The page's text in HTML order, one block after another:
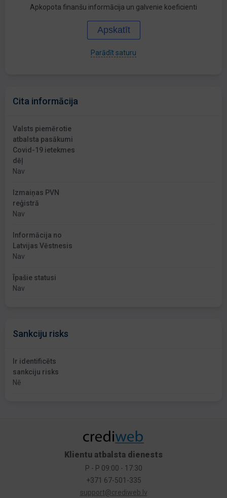
Apkopota finanšu informācija un galvenie koeficienti
Apskatīt
Parādīt saturu
Cita informācija
Valsts piemērotie
atbalsta pasākumi
Covid-19 ietekmes
dēļ
Nav
Izmaiņas PVN
reģistrā
Nav
Informācija no
Latvijas Vēstnesis
Nav
Īpašie statusi
Nav
Sankciju risks
Ir identificēts
sankciju risks
Nē
Klientu atbalsta dienests
P - P 09:00 - 17:30
+371 67-501-335
support@crediweb.lv